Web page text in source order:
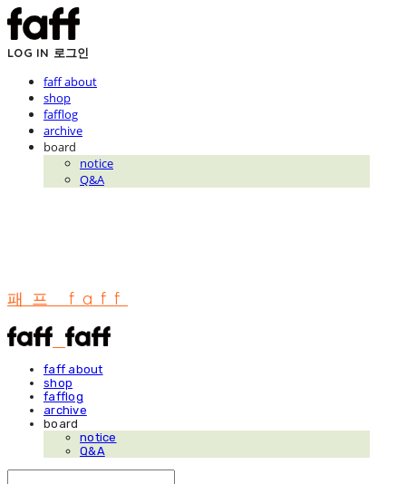
LOG IN 로그인
faff about
shop
fafflog
archive
board
notice
Q&A
패프 faff
faff about
shop
fafflog
archive
board
notice
Q&A